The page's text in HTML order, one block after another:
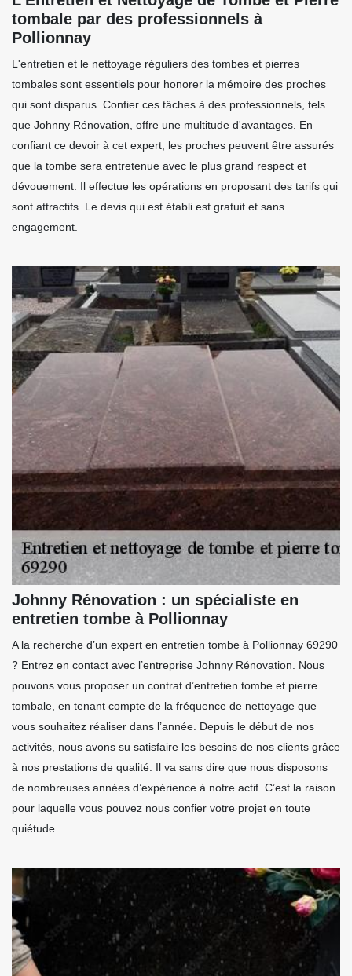
tombale par des professionnels à
Pollionnay
L'entretien et le nettoyage réguliers des tombes et pierres
tombales sont essentiels pour honorer la mémoire des proches
qui sont disparus. Confier ces tâches à des professionnels, tels
que Johnny Rénovation, offre une multitude d'avantages. En
confiant ce devoir à cet expert, les proches peuvent être assurés
que la tombe sera entretenue avec le plus grand respect et
dévouement. Il effectue les opérations en proposant des tarifs qui
sont attractifs. Le devis qui est établi est gratuit et sans
engagement.
Johnny Rénovation : un spécialiste en
entretien tombe à Pollionnay
A la recherche d’un expert en entretien tombe à Pollionnay 69290
? Entrez en contact avec l’entreprise Johnny Rénovation. Nous
pouvons vous proposer un contrat d’entretien tombe et pierre
tombale, en tenant compte de la fréquence de nettoyage que
vous souhaitez réaliser dans l’année. Depuis le début de nos
activités, nous avons su satisfaire les besoins de nos clients grâce
à nos prestations de qualité. Il va sans dire que nous disposons
de nombreuses années d’expérience à notre actif. C’est la raison
pour laquelle vous pouvez nous confier votre projet en toute
quiétude.